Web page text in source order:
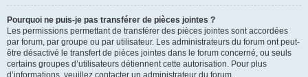
Pourquoi ne puis-je pas transférer de pièces jointes ?
Les permissions permettant de transférer des pièces jointes sont accordées
par forum, par groupe ou par utilisateur. Les administrateurs du forum ont peut-
être désactivé le transfert de pièces jointes dans le forum concerné, ou seuls
certains groupes d’utilisateurs détiennent cette autorisation. Pour plus
d’informations, veuillez contacter un administrateur du forum.